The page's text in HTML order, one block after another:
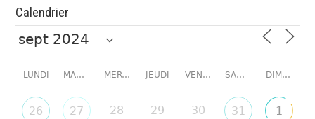
Calendrier
LUNDI MARDI MERCREDI JEUDI VENDREDI SAMEDI DIMANCHE
26 27 28 29 30 31 1